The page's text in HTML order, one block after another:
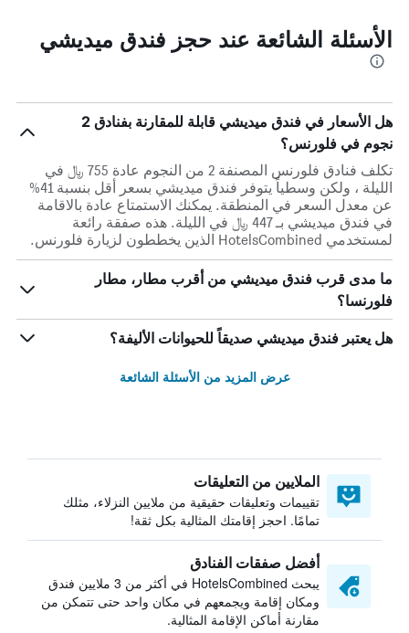
الأسئلة الشائعة عند حجز فندق ميديشي
هل الأسعار في فندق ميديشي قابلة للمقارنة بفنادق 2
نجوم في فلورنس؟
تكلف فنادق فلورنس المصنفة 2 من النجوم عادة 755 ﷼ في
الليلة ، ولكن وسطياً يتوفر فندق ميديشي بسعر أقل بنسبة 41%
عن معدل السعر في المنطقة. يمكنك الاستمتاع عادة بالاقامة
في فندق ميديشي بـ 447 ﷼ في الليلة. هذه صفقة رائعة
لمستخدمي HotelsCombined الذين يخططون لزيارة فلورنس.
ما مدى قرب فندق ميديشي من أقرب مطار، مطار
فلورنسا؟
هل يعتبر فندق ميديشي صديقاً للحيوانات الأليفة؟
عرض المزيد من الأسئلة الشائعة
الملايين من التعليقات
تقييمات وتعليقات حقيقية من ملايين النزلاء، مثلك
تمامًا. احجز إقامتك المثالية بكل ثقة!
أفضل صفقات الفنادق
يبحث HotelsCombined في أكثر من 3 ملايين فندق
ومكان إقامة ويجمعهم في مكان واحد حتى تتمكن من
مقارنة أماكن الإقامة المثالية.